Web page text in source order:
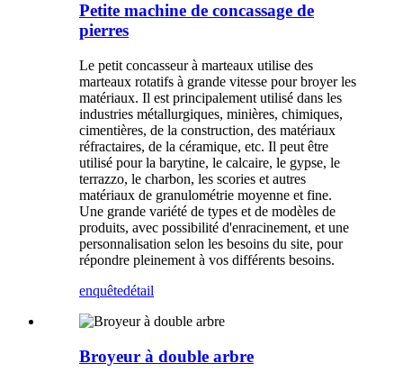
Petite machine de concassage de
pierres
Le petit concasseur à marteaux utilise des
marteaux rotatifs à grande vitesse pour broyer les
matériaux. Il est principalement utilisé dans les
industries métallurgiques, minières, chimiques,
cimentières, de la construction, des matériaux
réfractaires, de la céramique, etc. Il peut être
utilisé pour la barytine, le calcaire, le gypse, le
terrazzo, le charbon, les scories et autres
matériaux de granulométrie moyenne et fine.
Une grande variété de types et de modèles de
produits, avec possibilité d'enracinement, et une
personnalisation selon les besoins du site, pour
répondre pleinement à vos différents besoins.
enquêtedétail
Broyeur à double arbre